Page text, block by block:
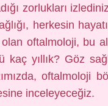
zorlukları
herkesin
oftalmoloji, bu
yıllık? Göz
oftalmoloji
inceleyeceğiz.